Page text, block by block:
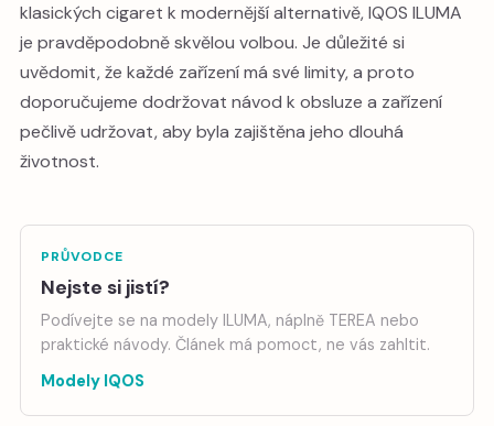
klasických cigaret k modernější alternativě, IQOS ILUMA
je pravděpodobně skvělou volbou. Je důležité si
uvědomit, že každé zařízení má své limity, a proto
doporučujeme dodržovat návod k obsluze a zařízení
pečlivě udržovat, aby byla zajištěna jeho dlouhá
životnost.
PRŮVODCE
Nejste si jistí?
Podívejte se na modely ILUMA, náplně TEREA nebo
praktické návody. Článek má pomoct, ne vás zahltit.
Modely IQOS